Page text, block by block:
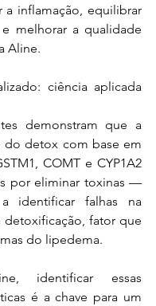
a inflamação, equilibrar
melhorar a qualidade
Aline.
ciência aplicada
demonstram que a
do detox com base em
COMT e CYP1A2
por eliminar toxinas —
identificar falhas na
detoxificação, fator que
do lipedema.
identificar essas
é a chave para um